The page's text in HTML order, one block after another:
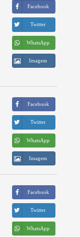
Facebook
Twitter
WhatsApp
Imagem
Facebook
Twitter
WhatsApp
Imagem
Facebook
Twitter
WhatsApp